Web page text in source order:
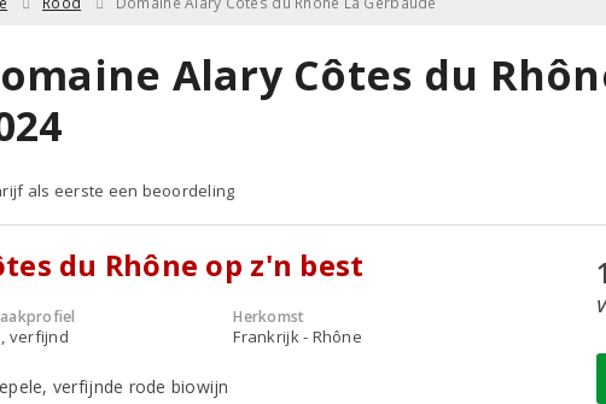
Alary Côtes du
als eerste een beoordeling
du Rhône op z'n best
verfijnd
Herkomst
Frankrijk - Rhône
verfijnde rode biowijn